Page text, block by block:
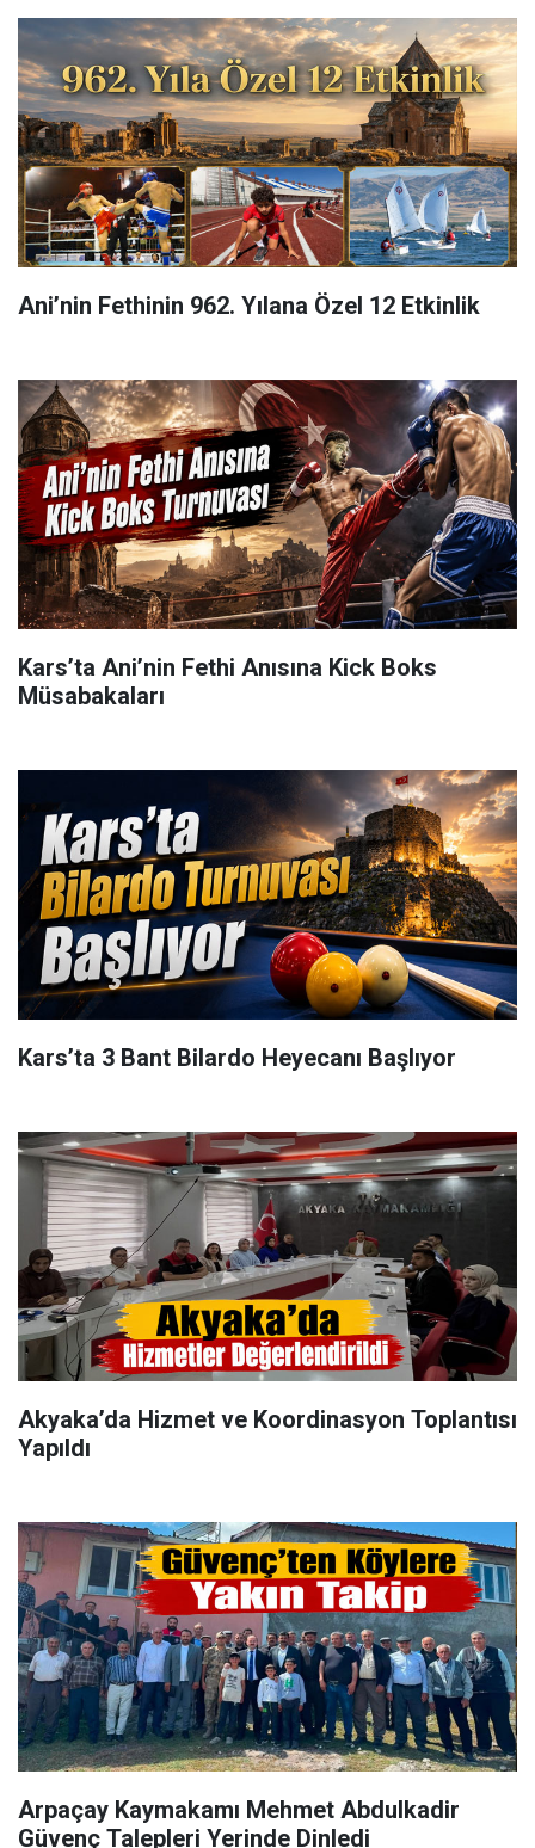
Ani’nin Fethinin 962. Yılana Özel 12 Etkinlik
Kars’ta Ani’nin Fethi Anısına Kick Boks
Müsabakaları
Kars’ta 3 Bant Bilardo Heyecanı Başlıyor
Akyaka’da Hizmet ve Koordinasyon Toplantısı
Yapıldı
Arpaçay Kaymakamı Mehmet Abdulkadir
Güvenç Talepleri Yerinde Dinledi